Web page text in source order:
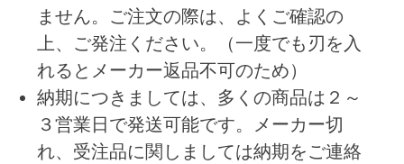
ません。ご注文の際は、よくご確認の
上、ご発注ください。（一度でも刃を入
れるとメーカー返品不可のため）
納期につきましては、多くの商品は２～
３営業日で発送可能です。メーカー切
れ、受注品に関しましては納期をご連絡